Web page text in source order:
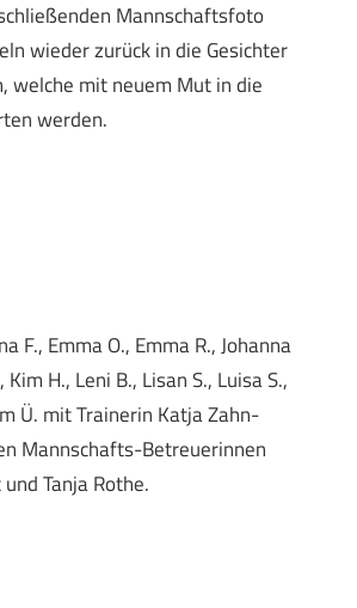
Mannschaftsfoto
wieder zurück in die Gesichter
welche mit neuem Mut in die
werden.
F., Emma O., Emma R., Johanna
H., Leni B., Lisan S., Luisa S.,
Ü. mit Trainerin Katja Zahn-
Mannschafts-Betreuerinnen
Tanja Rothe.